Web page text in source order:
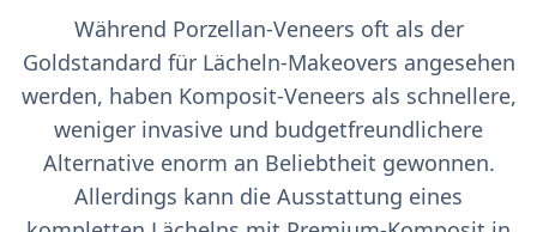
Während Porzellan-Veneers oft als der
Goldstandard für Lächeln-Makeovers angesehen
werden, haben Komposit-Veneers als schnellere,
weniger invasive und budgetfreundlichere
Alternative enorm an Beliebtheit gewonnen.
Allerdings kann die Ausstattung eines